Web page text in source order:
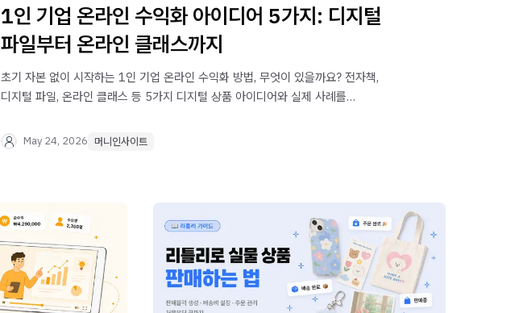
1인 기업 온라인 수익화 아이디어 5가지: 디지털
파일부터 온라인 클래스까지
초기 자본 없이 시작하는 1인 기업 온라인 수익화 방법, 무엇이 있을까요? 전자책,
디지털 파일, 온라인 클래스 등 5가지 디지털 상품 아이디어와 실제 사례를
May 24, 2026 머니인사이트